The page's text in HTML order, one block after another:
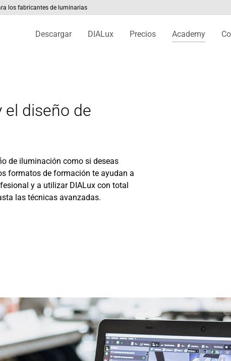
los fabricantes de luminarias
Descargar DIALux Precios Academy
el diseño de
de iluminación como si deseas
formatos de formación te ayudan a
y a utilizar DIALux con total
las técnicas avanzadas.